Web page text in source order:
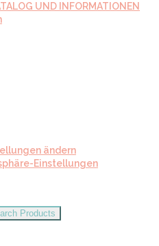
UND INFORMATIONEN
ändern
Einstellungen